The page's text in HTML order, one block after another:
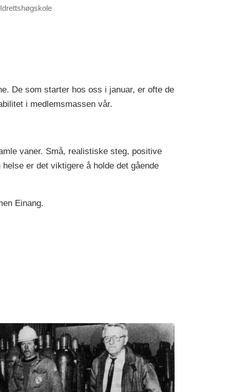
Idrettshøgskole
De som starter hos oss i januar, er ofte de
i medlemsmassen vår.
vaner. Små, realistiske steg, positive
er det viktigere å holde det gående
Einang.